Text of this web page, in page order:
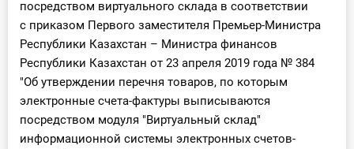
посредством виртуального склада в соответствии
с приказом Первого заместителя Премьер-Министра
Республики Казахстан – Министра финансов
Республики Казахстан от 23 апреля 2019 года № 384
"Об утверждении перечня товаров, по которым
электронные счета-фактуры выписываются
посредством модуля "Виртуальный склад"
информационной системы электронных счетов-